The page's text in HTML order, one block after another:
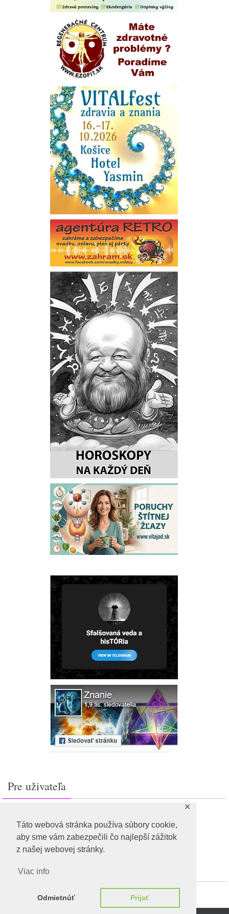
Táto webová stránka používa súbory cookie,
aby sme vám zabezpečili čo najlepší zážitok
z našej webovej stránky.
Viac info
Odmietnúť Prijať
✕
Pre uživateľa
Feed záznamov
RSS feed komentárov
WordPress.org